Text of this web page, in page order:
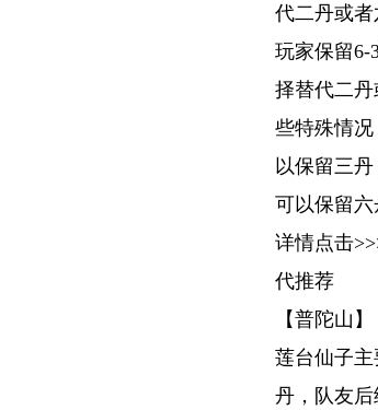
代二丹或
玩家保留6-
择替代二
些特殊情
以保留三
可以保留六
详情点击
代推荐
【普陀山】
莲台仙子
丹，队友